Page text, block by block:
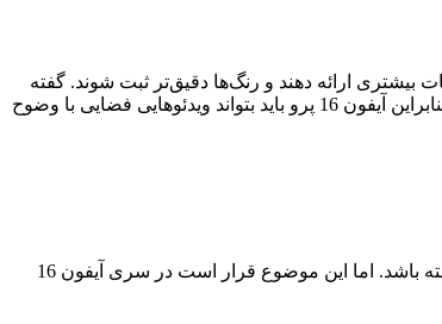
تصاویر باید جزئیات بیشتری ارائه دهند و رنگ‌ها دقیق‌تر ثبت شوند. گفته
می‌شود ارتقاء دوربین اولتراواید به 48 مگاپیکسل به‌این دلیل است که اپل می‌خواهد امکان ضبط ویدئو فضایی برای لنزهای فوق‌عریض راهم فراهم کند. بنابراین آیفون 16 پرو باید بتواند ویدئوهایی فضایی با وضوح
درحال‌حاضر فقط مدل آیفون 15 پرو مکس از طراحی جدید دوربین تتاپریسم استفاده می‌کند و می‌تواند تا 5 برابر زوم اپتیکال و 25 برابر زوم دیجیتال داشته باشد. اما این موضوع قرار است در سری آیفون 16